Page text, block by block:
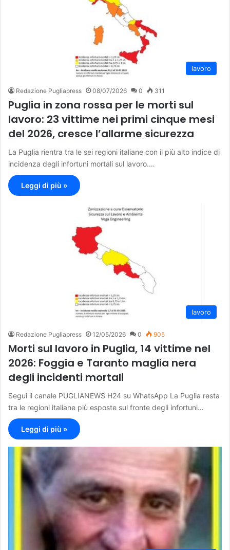
lavoro
Redazione Pugliapress 08/07/2026 0 311
Puglia in zona rossa per le morti sul
lavoro: 23 vittime nei primi cinque mesi
del 2026, cresce l’allarme sicurezza
La Puglia rientra tra le sei regioni italiane con il più alto indice di
incidenza degli infortuni mortali sul lavoro.…
Leggi di più »
lavoro
Redazione Pugliapress 12/05/2026 0 905
Morti sul lavoro in Puglia, 14 vittime nel
2026: Foggia e Taranto maglia nera
degli incidenti mortali
Segui il canale PUGLIANEWS H24 su WhatsApp La Puglia resta
tra le regioni italiane più esposte sul fronte degli infortuni…
Leggi di più »